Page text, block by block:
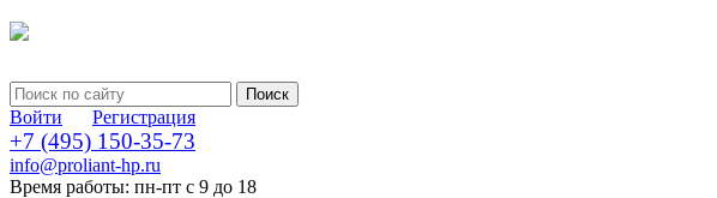
Войти Регистрация
+7 (495) 150-35-73
info@proliant-hp.ru
Время работы: пн-пт с 9 до 18